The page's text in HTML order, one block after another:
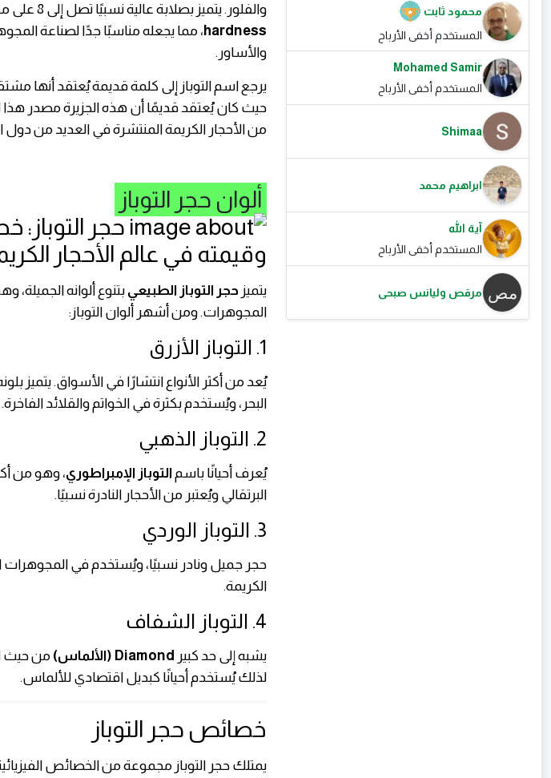
محمود ثابت
المستخدم أخفى الأرباح
Mohamed Samir
المستخدم أخفى الأرباح
Shimaa
ابراهيم محمد
آية الله
المستخدم أخفى الأرباح
مرقص وليانس صبحى
والفلور. يتميز بصلابة عالية نسبيًا تصل إلى 8 على مقياس
hardness، مما يجعله مناسبًا جدًا لصناعة
والأساور.
يرجع اسم التوباز إلى كلمة قديمة يُعتقد أنها
حيث كان يُعتقد قديمًا أن هذه الجزيرة مصدر هذا
من الأحجار الكريمة المنتشرة في العديد من دول
ألوان حجر التوباز
يتميزحجر التوباز الطبيعي بتنوع ألوانه
المجوهرات. ومن أشهر ألوان التوباز:
1. التوباز الأزرق
يُعد من أكثر الأنواع انتشارًا في الأسواق. يتميز
البحر، ويُستخدم بكثرة في الخواتم والقلائد الفاخرة.
2. التوباز الذهبي
يُعرف أحيانًا باسمالتوباز الإمبراطوري، وهو من
البرتقالي ويُعتبر من الأحجار النادرة نسبيًا.
3. التوباز الوردي
حجر جميل ونادر نسبيًا، ويُستخدم في المجوهرات
الكريمة.
4. التوباز الشفاف
يشبه إلى حد كبير Diamond (الألماس)
من حيث
لذلك يُستخدم أحيانًا كبديل اقتصادي للألماس.
خصائص حجر التوباز
يمتلك حجر التوباز مجموعة من الخصائص الفيزيائية